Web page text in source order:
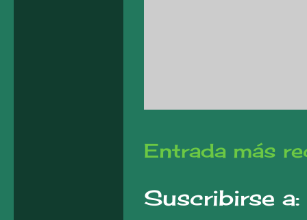
Entrada más
Suscribirse a: